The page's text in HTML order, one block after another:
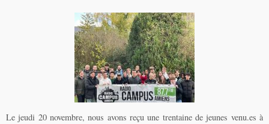
Le jeudi 20 novembre, nous avons reçu une trentaine de jeunes venu.es à